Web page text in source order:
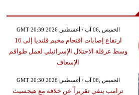
GMT 20:39 2026 الخميس ,06 آب / أغسطس
ارتفاع إصابات اقتحام مخيم قلنديا إلى 16
وسط عرقلة الاحتلال الإسرائيلي لعمل طواقم
الإسعاف
GMT 20:30 2026 الخميس ,06 آب / أغسطس
ترامب ينفي تقريراً عن خلافه مع هيجسيث